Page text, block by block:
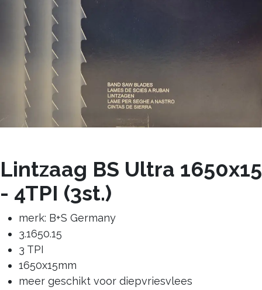
Lintzaag BS Ultra 1650x15
- 4TPI (3st.)
merk: B+S Germany
3.1650.15
3 TPI
1650x15mm
meer geschikt voor diepvriesvlees